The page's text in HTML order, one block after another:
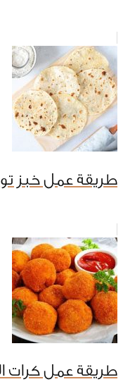
طريقة عمل خبز
طريقة عمل كرات